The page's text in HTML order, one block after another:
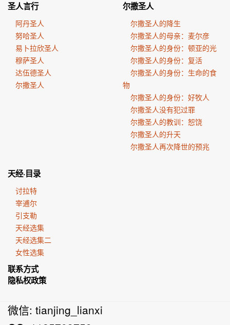
圣人言行
阿丹圣人
努哈圣人
易卜拉欣圣人
穆萨圣人
达伍德圣人
尔撒圣人
尔撒圣人
尔撒圣人的降生
尔撒圣人的母亲：麦尔彦
尔撒圣人的身份：顿亚的光
尔撒圣人的身份：复活
尔撒圣人的身份：生命的食
物
尔撒圣人的身份：好牧人
尔撒圣人没有犯过罪
尔撒圣人的教训：恕饶
尔撒圣人的升天
尔撒圣人再次降世的预兆
天经·目录
讨拉特
宰逋尔
引支勒
天经选集
天经选集二
女性选集
联系方式
隐私权政策
微信: tianjing_lianxi